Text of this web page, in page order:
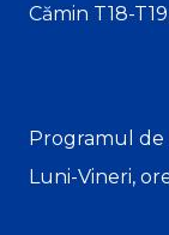
Cămin T18-
Programul
Luni-Vineri,